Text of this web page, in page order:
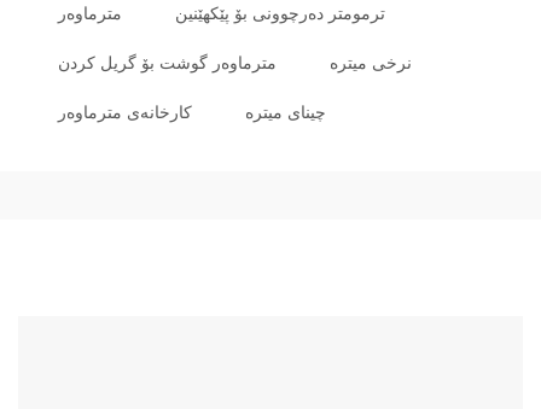
مترماوەر ترمومتر دەرچوونی بۆ پێکهێنین
مترماوەر گوشت بۆ گریل کردن نرخی میترە
کارخانەی مترماوەر چینای میترە